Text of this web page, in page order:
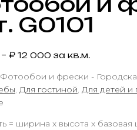
G0101
– ₽ 12 000 за кв.м.
Фотообои и фрески -
, Для гостиной, Для детей и
= ширина х высота х базовая